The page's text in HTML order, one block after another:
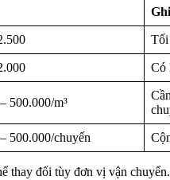
Tối
Có
500.000/m³
500.000/chuyến
thay đổi tùy đơn vị vận